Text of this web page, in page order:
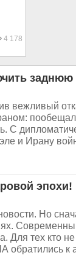
4 178
заднюю
вежливый
С
и Ирану
Но
Для тех кто
обратились к